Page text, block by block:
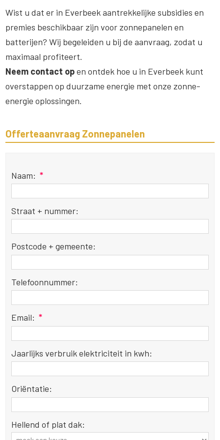
Wist u dat er in Everbeek aantrekkelijke subsidies en
premies beschikbaar zijn voor zonnepanelen en
batterijen? Wij begeleiden u bij de aanvraag, zodat u
maximaal profiteert.
Neem contact open ontdek hoe u in Everbeek kunt
overstappen op duurzame energie met onze zonne-
energie oplossingen.
Offerteaanvraag Zonnepanelen
Naam: *
Straat + nummer:
Postcode + gemeente:
Telefoonnummer:
Email: *
Jaarlijks verbruik elektriciteit in kwh:
Oriëntatie:
Hellend of plat dak: